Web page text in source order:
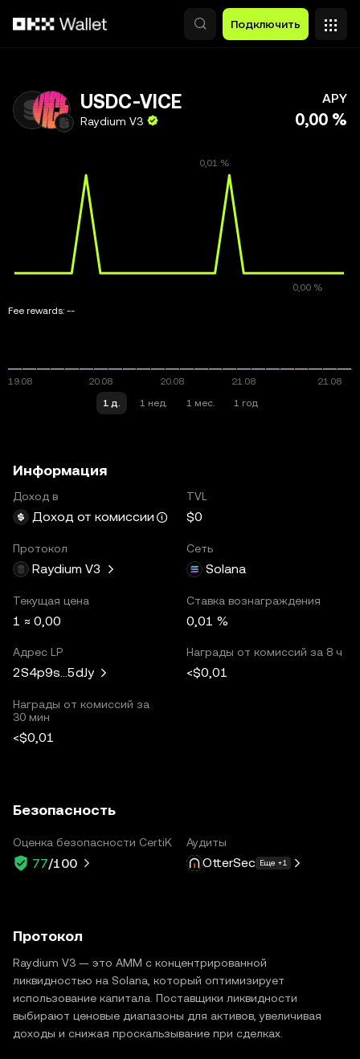
Подключить
USDC-VICE
Raydium V3
APY
0,00 %
Fee rewards: --
1 д. 1 нед. 1 мес. 1 год
Информация
Доход в
Доход от комиссии
TVL
$0
Протокол
Raydium V3
Сеть
Solana
Текущая цена
1 ≈ 0,00
Ставка вознаграждения
0,01 %
Адрес LP
2S4p9s...5dJy
Награды от комиссий за 8 ч
<$0,01
Награды от комиссий за
30 мин
<$0,01
Безопасность
Оценка безопасности CertiK
77/100
Аудиты
OtterSec Еще +1
Протокол
Raydium V3 — это AMM с концентрированной
ликвидностью на Solana, который оптимизирует
использование капитала. Поставщики ликвидности
выбирают ценовые диапазоны для активов, увеличивая
доходы и снижая проскальзывание при сделках.